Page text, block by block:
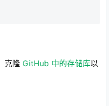
克隆 GitHub 中的存储库以